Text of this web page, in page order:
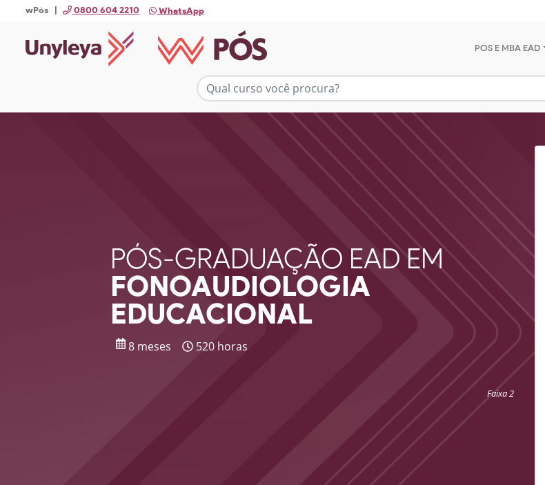
wPós | 0800 604 2210 WhatsApp
PÓS E MBA EAD
PÓS-GRADUAÇÃO EAD EM
FONOAUDIOLOGIA
EDUCACIONAL
8 meses 520 horas
Faixa 2